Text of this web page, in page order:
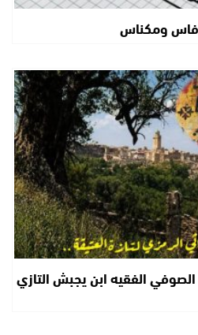
فاس ومكناس
الفقيه ابن يجبش التازي